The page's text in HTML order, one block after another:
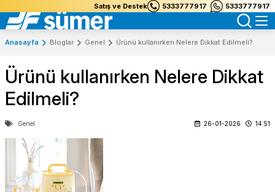
Satış ve Destek 5333777917 5333777917
Anasayfa Bloglar Genel Ürünü kullanırken Nelere Dikkat Edilmeli?
Ürünü kullanırken Nelere Dikkat
Edilmeli?
Genel 26-01-2026 14:51